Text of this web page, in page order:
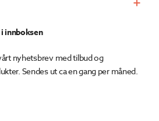
innboksen
nyhetsbrev med tilbud og
Sendes ut ca en gang per måned.